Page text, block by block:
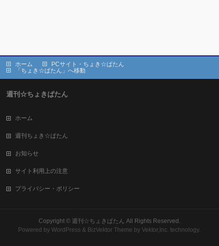
ホーム
PCサイト・ちょき☆ぱたん
「ちょき☆ぱたん」へ移動
週刊☆ちょきぱたん
ホーム
週刊ちょき☆ぱたん
お知らせ
サイト利用上の注意
プライバシー・ポリシー
Copyright © 週刊☆ちょきぱたん All Rights Reserved.
Powered byWordPress & BizVektor Theme by Vektor,Inc. technology.